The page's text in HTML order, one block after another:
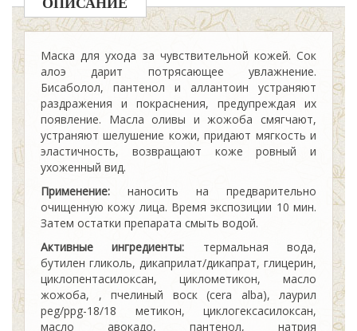
Маска для ухода за чувствительной кожей. Сок
алоэ дарит потрясающее увлажнение.
Бисаболол, пантенол и аллантоин устраняют
раздражения и покраснения, предупреждая их
появление. Масла оливы и жожоба смягчают,
устраняют шелушение кожи, придают мягкость и
эластичность, возвращают коже ровный и
ухоженный вид.
Применение: наносить на предварительно
очищенную кожу лица. Время экспозиции 10 мин.
Затем остатки препарата смыть водой.
Активные ингредиенты: термальная вода,
бутилен гликоль, дикаприлат/дикапрат, глицерин,
циклопентасилоксан, циклометикон, масло
жожоба, , пчелиный воск (cera alba), лаурил
peg/ppg-18/18 метикон, циклогексасилоксан,
масло авокадо, пантенол, натрия